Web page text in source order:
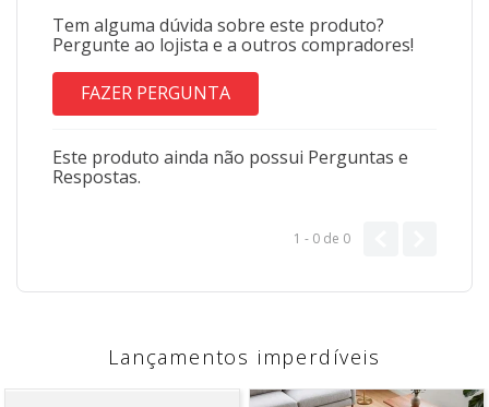
Tem alguma dúvida sobre este produto?
Pergunte ao lojista e a outros compradores!
FAZER PERGUNTA
Este produto ainda não possui Perguntas e
Respostas.
1 - 0 de 0
Lançamentos imperdíveis